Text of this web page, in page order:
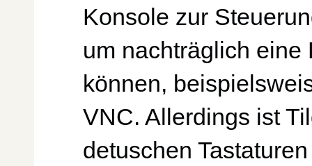
Konsole zur
um nachträglich
können,
VNC. Allerdings ist
detuschen